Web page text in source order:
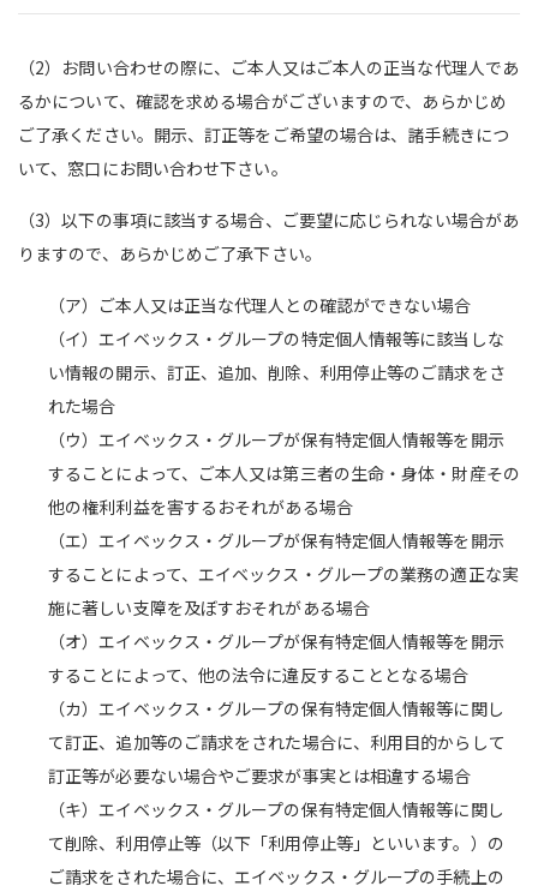
（2）お問い合わせの際に、ご本人又はご本人の正当な代理人であ
るかについて、確認を求める場合がございますので、あらかじめ
ご了承ください。開示、訂正等をご希望の場合は、諸手続きにつ
いて、窓口にお問い合わせ下さい。
（3）以下の事項に該当する場合、ご要望に応じられない場合があ
りますので、あらかじめご了承下さい。
（ア）ご本人又は正当な代理人との確認ができない場合
（イ）エイベックス・グループの特定個人情報等に該当しな
い情報の開示、訂正、追加、削除、利用停止等のご請求をさ
れた場合
（ウ）エイベックス・グループが保有特定個人情報等を開示
することによって、ご本人又は第三者の生命・身体・財産その
他の権利利益を害するおそれがある場合
（エ）エイベックス・グループが保有特定個人情報等を開示
することによって、エイベックス・グループの業務の適正な実
施に著しい支障を及ぼすおそれがある場合
（オ）エイベックス・グループが保有特定個人情報等を開示
することによって、他の法令に違反することとなる場合
（カ）エイベックス・グループの保有特定個人情報等に関し
て訂正、追加等のご請求をされた場合に、利用目的からして
訂正等が必要ない場合やご要求が事実とは相違する場合
（キ）エイベックス・グループの保有特定個人情報等に関し
て削除、利用停止等（以下「利用停止等」といいます。）の
ご請求をされた場合に、エイベックス・グループの手続上の